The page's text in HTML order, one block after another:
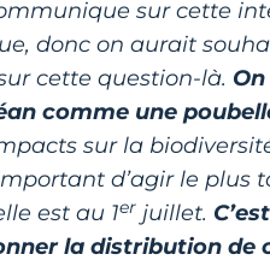
sur cette
donc on aurait
cette question-là.
comme une
sur la
d’agir le plus
est au 1er juillet.
la distribution de